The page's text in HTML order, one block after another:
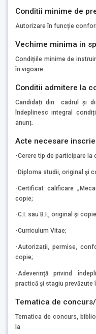
Conditii minime de
Autorizare în funcție
Vechime minima in
Condițiile minime de
în vigoare.
Conditii admitere la
Candidați din cadrul și
îndeplinesc integral
anunț.
Acte necesare
-Cerere tip de participare la
-Diploma studii, original şi
-Certificat calificare
copie;
-C.I. sau B.I., original şi
-Curriculum Vitae;
-Autorizații, permise,
copie;
-Adeverință privind
practică și stagiu prevăzute
Tematica de
Tematica de concurs,
la